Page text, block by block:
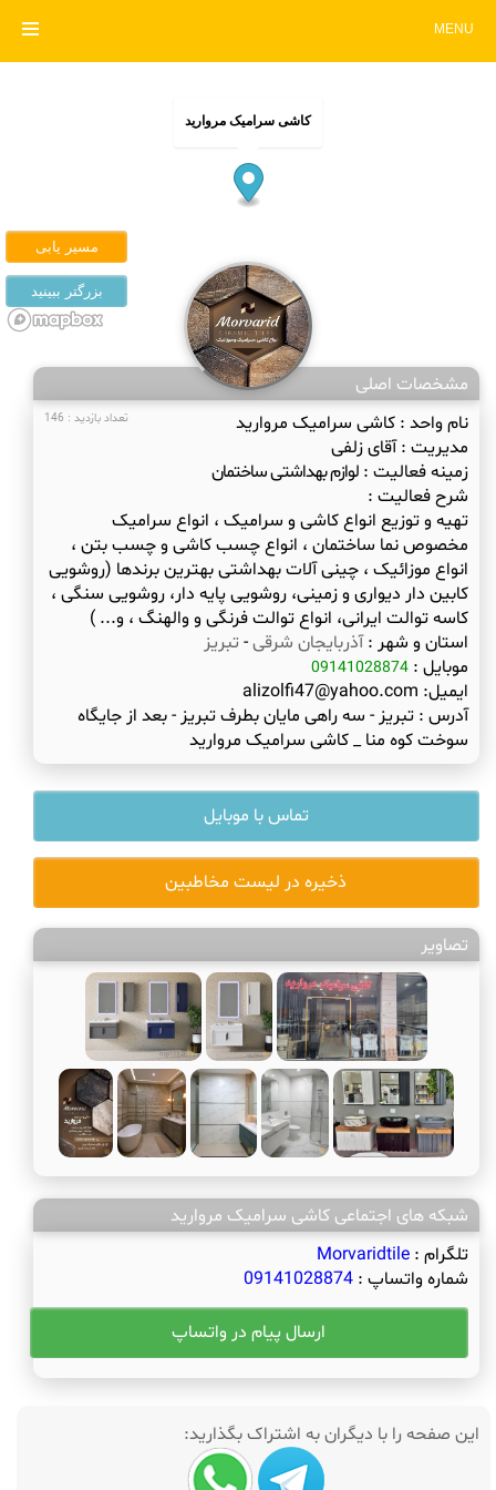
MENU
کاشی سرامیک مروارید
مشخصات اصلی
تعداد بازدید : 146 نام واحد :کاشی سرامیک مروارید
مدیریت :آقای زلفی
زمینه فعالیت :لوازم بهداشتی ساختمان
شرح فعالیت :
تهیه و توزیع انواع کاشی و سرامیک ، انواع سرامیک
مخصوص نما ساختمان ، انواع چسب کاشی و چسب بتن ،
انواع موزائیک ، چینی آلات بهداشتی بهترین برندها (روشویی
کابین دار دیواری و زمینی، روشویی پایه دار، روشویی سنگی ،
کاسه توالت ایرانی، انواع توالت فرنگی و والهنگ ، و... )
استان و شهر :آذربایجان شرقی- تبریز
موبایل :09141028874
ایمیل: alizolfi47@yahoo.com
آدرس :تبریز - سه راهی مایان بطرف تبریز - بعد از جایگاه
سوخت کوه منا _ کاشی سرامیک مروارید
تماس با موبایل
ذخیره در لیست مخاطبین
تصاویر
شبکه های اجتماعی کاشی سرامیک مروارید
تلگرام :Morvaridtile
شماره واتساپ :09141028874
ارسال پیام در واتساپ
این صفحه را با دیگران به اشتراک بگذارید: